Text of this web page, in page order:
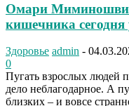
Омари
кишечника
Здоровье admin -
0
Пугать взрослых людей
дело неблагодарное. А
близких – и вовсе